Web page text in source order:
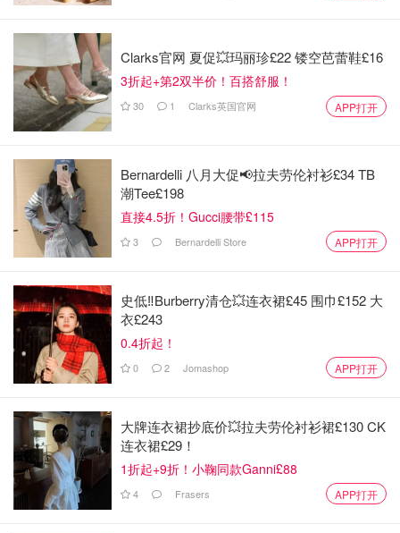
Clarks官网 夏促💥玛丽珍£22 镂空芭蕾鞋£16
3折起+第2双半价！百搭舒服！
30 1 Clarks英国官网 APP打开
Bernardelli 八月大促📢拉夫劳伦衬衫£34 TB
潮Tee£198
直接4.5折！Gucci腰带£115
3 Bernardelli Store APP打开
史低‼️Burberry清仓💥连衣裙£45 围巾£152 大
衣£243
0.4折起！
0 2 Jomashop APP打开
大牌连衣裙抄底价💥拉夫劳伦衬衫裙£130 CK
连衣裙£29！
1折起+9折！小鞠同款Ganni£88
4 Frasers APP打开